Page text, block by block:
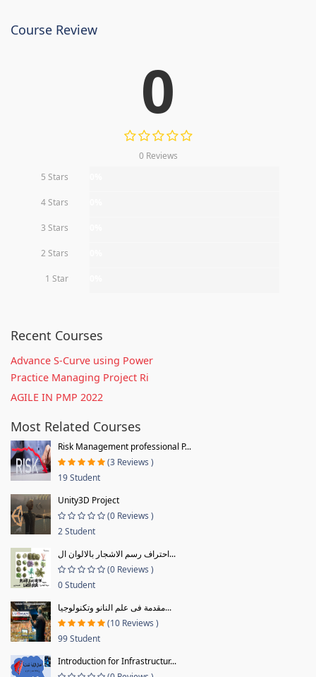
Course Review
0
0 Reviews
5 Stars
4 Stars
3 Stars
2 Stars
1 Star
Recent Courses
Advance S-Curve using Power
Practice Managing Project Ri
AGILE IN PMP 2022
Most Related Courses
Risk Management professional P...
(3 Reviews )
19 Student
Unity3D Project
(0 Reviews )
2 Student
احتراف رسم الاشجار بالالوان ال...
(0 Reviews )
0 Student
مقدمة فى علم النانو وتكنولوجيا...
(10 Reviews )
99 Student
Introduction for Infrastructur...